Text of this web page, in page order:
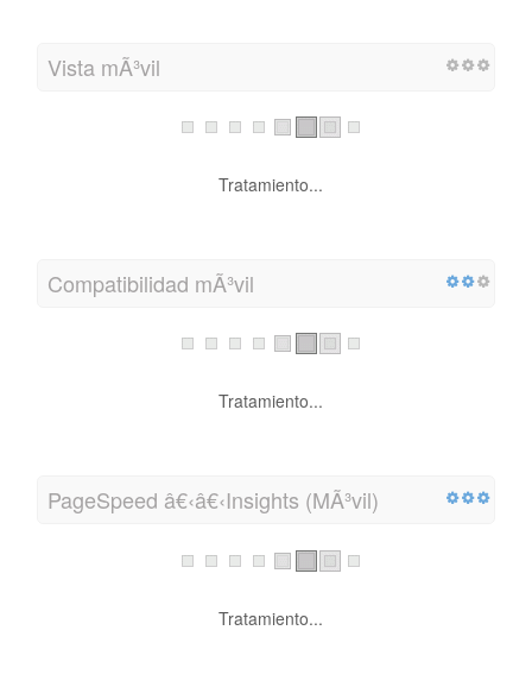
Vista mÃ³vil
Tratamiento...
Compatibilidad mÃ³vil
Tratamiento...
PageSpeed â€‹â€‹Insights (MÃ³vil)
Tratamiento...